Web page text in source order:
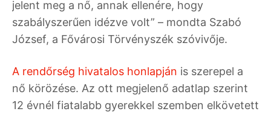
jelent meg a nő, annak ellenére, hogy
szabályszerűen idézve volt” – mondta Szabó
József, a Fővárosi Törvényszék szóvivője.
A rendőrség hivatalos honlapján is szerepel a
nő körözése. Az ott megjelenő adatlap szerint
12 évnél fiatalabb gyerekkel szemben elkövetett